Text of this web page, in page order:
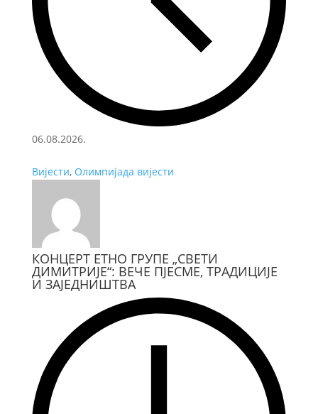
06.08.2026.
Вијести, Олимпијада вијести
КОНЦЕРТ ЕТНО ГРУПЕ „СВЕТИ
ДИМИТРИЈЕ“: ВЕЧЕ ПЈЕСМЕ, ТРАДИЦИЈЕ
И ЗАЈЕДНИШТВА